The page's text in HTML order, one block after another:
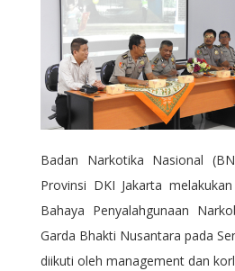
Badan Narkotika Nasional
Provinsi DKI Jakarta
Bahaya Penyalahgunaan
Garda Bhakti Nusantara pada
diikuti oleh management dan